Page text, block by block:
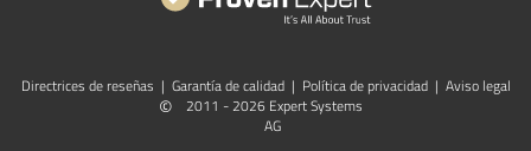
Directrices de reseñas | Garantía de calidad | Política de privacidad | Aviso legal
©
2011 - 2026 Expert Systems
AG